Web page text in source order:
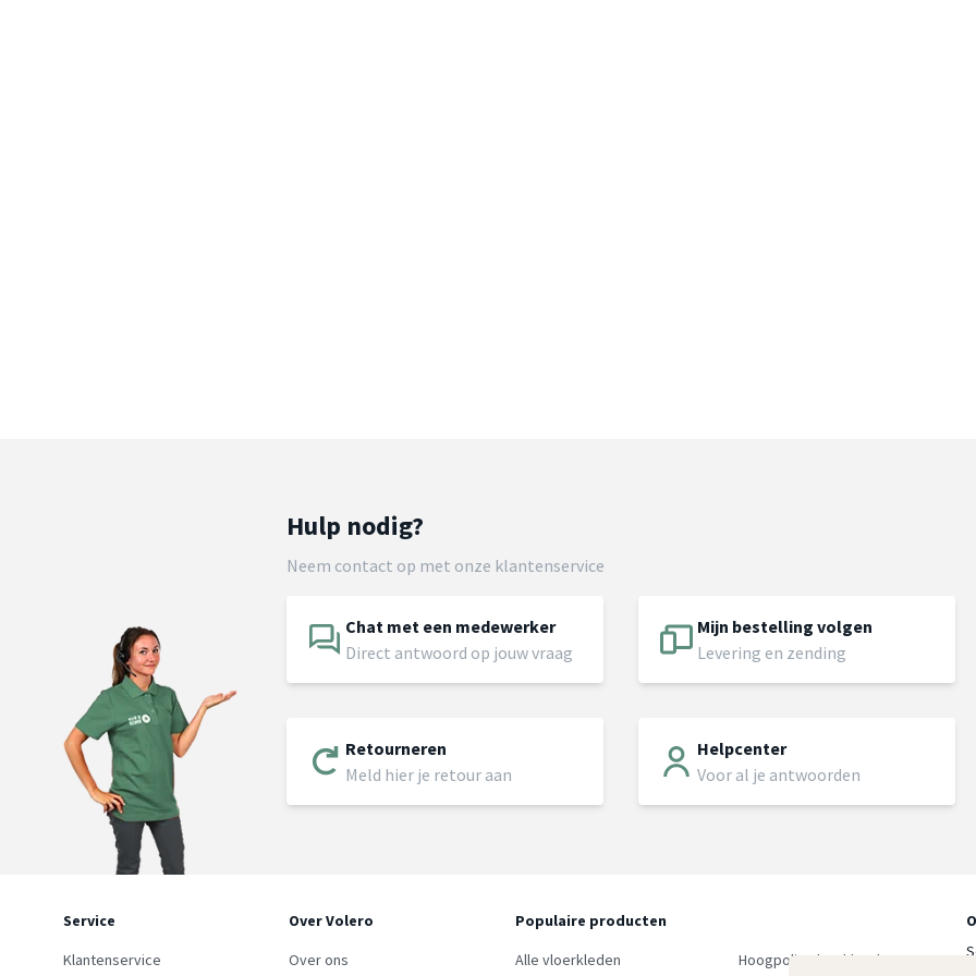
Hulp nodig?
Neem contact op met onze klantenservice
Chat met een medewerker
Direct antwoord op jouw vraag
Mijn bestelling volgen
Levering en zending
Retourneren
Meld hier je retour aan
Helpcenter
Voor al je antwoorden
Service
Klantenservice
Over Volero
Over ons
Populaire producten
Alle vloerkleden
Hoogpolig vloerkleed